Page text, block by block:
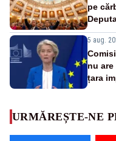
pe
5 aug.
nu
țara
URMĂREȘTE-NE